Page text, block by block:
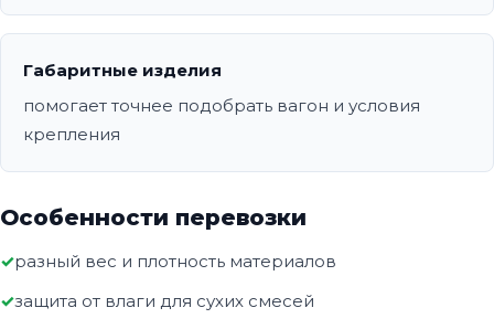
Габаритные изделия
помогает точнее подобрать вагон и условия
крепления
Особенности перевозки
разный вес и плотность материалов
защита от влаги для сухих смесей